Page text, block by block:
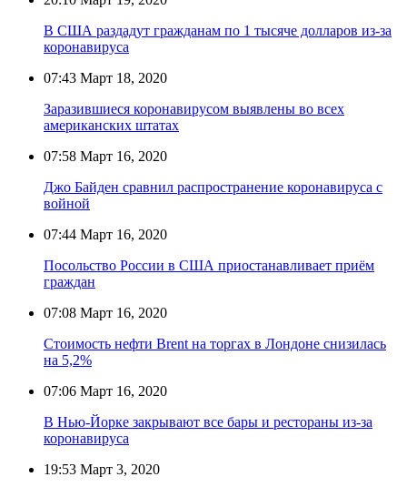
В США раздадут гражданам по 1 тысяче долларов из-за
коронавируса
07:43 Март 18, 2020
Заразившиеся коронавирусом выявлены во всех
американских штатах
07:58 Март 16, 2020
Джо Байден сравнил распространение коронавируса с
войной
07:44 Март 16, 2020
Посольство России в США приостанавливает приём
граждан
07:08 Март 16, 2020
Стоимость нефти Brent на торгах в Лондоне снизилась
на 5,2%
07:06 Март 16, 2020
В Нью-Йорке закрывают все бары и рестораны из-за
коронавируса
19:53 Март 3, 2020